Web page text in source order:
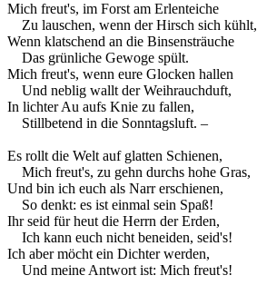
Mich freut's, im Forst am Erlenteiche
Zu lauschen, wenn der Hirsch sich kühlt,
Wenn klatschend an die Binsensträuche
Das grünliche Gewoge spült.
Mich freut's, wenn eure Glocken hallen
Und neblig wallt der Weihrauchduft,
In lichter Au aufs Knie zu fallen,
Stillbetend in die Sonntagsluft. –
Es rollt die Welt auf glatten Schienen,
Mich freut's, zu gehn durchs hohe Gras,
Und bin ich euch als Narr erschienen,
So denkt: es ist einmal sein Spaß!
Ihr seid für heut die Herrn der Erden,
Ich kann euch nicht beneiden, seid's!
Ich aber möcht ein Dichter werden,
Und meine Antwort ist: Mich freut's!